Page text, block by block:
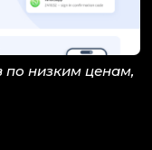
по низким ценам,